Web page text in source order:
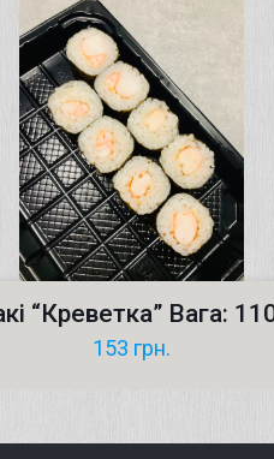
“Креветка” Вага:
153 грн.